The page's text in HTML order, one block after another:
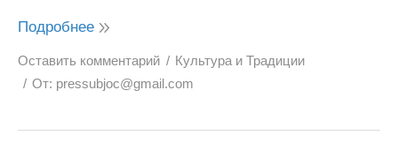
Подробнее
Оставить комментарий
Культура и Традиции
От: pressubjoc@gmail.com